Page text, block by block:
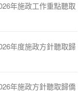
年施政工作重點聽取
年度施政方針聽取歸
年施政方針聽取歸僑